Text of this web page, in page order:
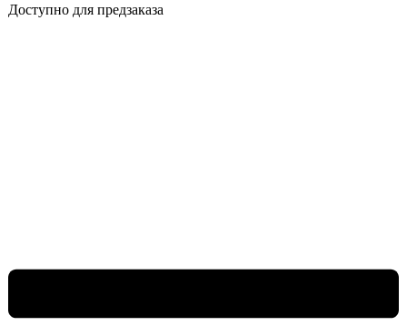
Доступно для предзаказа